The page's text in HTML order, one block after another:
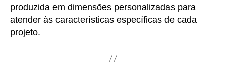
produzida em dimensões personalizadas para
atender às características específicas de cada
projeto.